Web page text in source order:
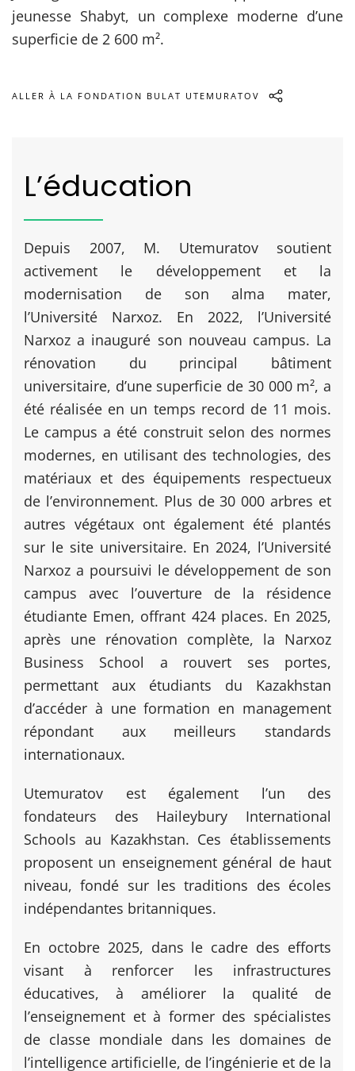
jeunesse Shabyt, un complexe moderne d’une
superficie de 2 600 m².
ALLER À LA FONDATION BULAT UTEMURATOV
L’éducation
Depuis 2007, M. Utemuratov soutient
activement le développement et la
modernisation de son alma mater,
l’Université Narxoz. En 2022, l’Université
Narxoz a inauguré son nouveau campus. La
rénovation du principal bâtiment
universitaire, d’une superficie de 30 000 m², a
été réalisée en un temps record de 11 mois.
Le campus a été construit selon des normes
modernes, en utilisant des technologies, des
matériaux et des équipements respectueux
de l’environnement. Plus de 30 000 arbres et
autres végétaux ont également été plantés
sur le site universitaire. En 2024, l’Université
Narxoz a poursuivi le développement de son
campus avec l’ouverture de la résidence
étudiante Emen, offrant 424 places. En 2025,
après une rénovation complète, la Narxoz
Business School a rouvert ses portes,
permettant aux étudiants du Kazakhstan
d’accéder à une formation en management
répondant aux meilleurs standards
internationaux.
Utemuratov est également l’un des
fondateurs des Haileybury International
Schools au Kazakhstan. Ces établissements
proposent un enseignement général de haut
niveau, fondé sur les traditions des écoles
indépendantes britanniques.
En octobre 2025, dans le cadre des efforts
visant à renforcer les infrastructures
éducatives, à améliorer la qualité de
l’enseignement et à former des spécialistes
de classe mondiale dans les domaines de
l’intelligence artificielle, de l’ingénierie et de la